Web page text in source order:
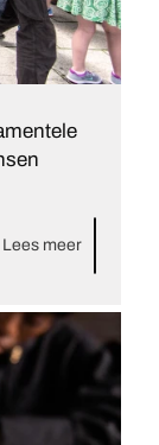
Lees meer